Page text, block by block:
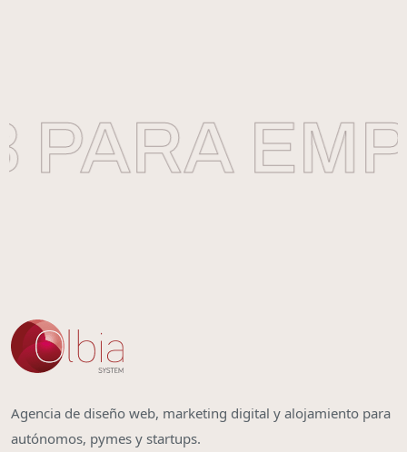
Agencia de diseño web, marketing digital y alojamiento para
autónomos, pymes y startups.